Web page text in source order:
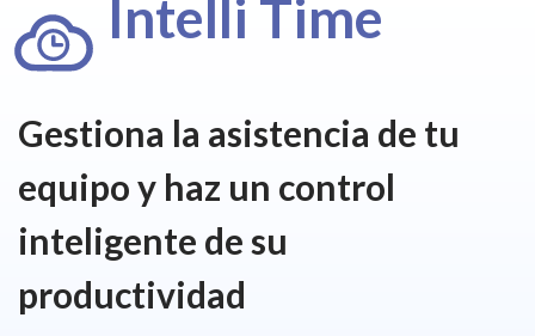
Intelli Time
Gestiona la asistencia de tu
equipo y haz un control
inteligente de su
productividad